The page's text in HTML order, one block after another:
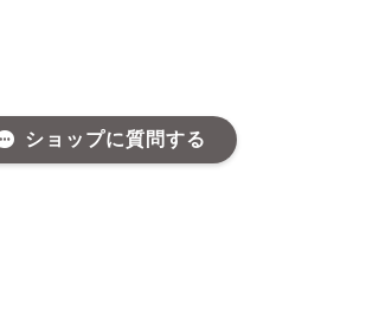
ショップに質問する